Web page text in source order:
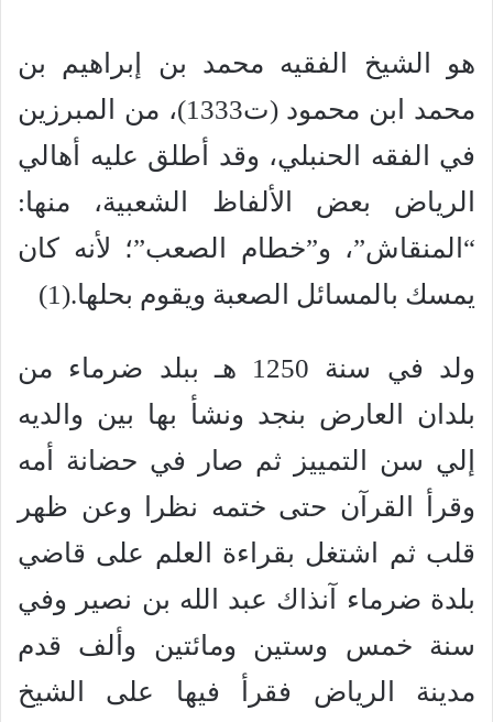
هو الشيخ الفقيه محمد بن إبراهيم بن
محمد ابن محمود (ت1333)، من المبرزين
في الفقه الحنبلي، وقد أطلق عليه أهالي
الرياض بعض الألفاظ الشعبية، منها:
“المنقاش”، و”خطام الصعب”؛ لأنه كان
يمسك بالمسائل الصعبة ويقوم بحلها.(1)
ولد في سنة 1250 هـ ببلد ضرماء من
بلدان العارض بنجد ونشأ بها بين والديه
إلي سن التمييز ثم صار في حضانة أمه
وقرأ القرآن حتى ختمه نظرا وعن ظهر
قلب ثم اشتغل بقراءة العلم على قاضي
بلدة ضرماء آنذاك عبد الله بن نصير وفي
سنة خمس وستين ومائتين وألف قدم
مدينة الرياض فقرأ فيها على الشيخ